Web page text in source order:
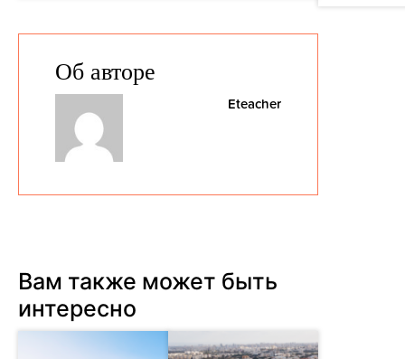
Об авторе
Eteacher
Вам также может быть
интересно